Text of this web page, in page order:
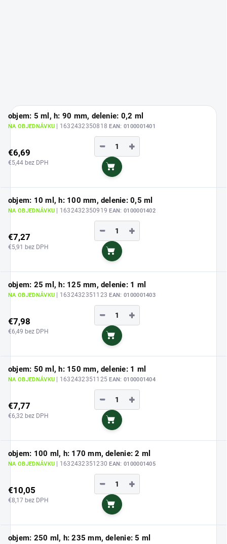
objem: 5 ml, h: 90 mm, delenie: 0,2 ml
NA OBJEDNÁVKU | 1632432350818EAN: 0100001401
€6,69
€5,44 bez DPH
+
−
Do košíka
objem: 10 ml, h: 100 mm, delenie: 0,5 ml
NA OBJEDNÁVKU | 1632432350919EAN: 0100001402
€7,27
€5,91 bez DPH
+
−
Do košíka
objem: 25 ml, h: 125 mm, delenie: 1 ml
NA OBJEDNÁVKU | 1632432351123EAN: 0100001403
€7,98
€6,49 bez DPH
+
−
Do košíka
objem: 50 ml, h: 150 mm, delenie: 1 ml
NA OBJEDNÁVKU | 1632432351125EAN: 0100001404
€7,77
€6,32 bez DPH
+
−
Do košíka
objem: 100 ml, h: 170 mm, delenie: 2 ml
NA OBJEDNÁVKU | 1632432351230EAN: 0100001405
€10,05
€8,17 bez DPH
+
−
Do košíka
objem: 250 ml, h: 235 mm, delenie: 5 ml